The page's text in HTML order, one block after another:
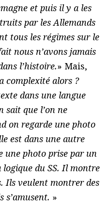
et puis il y a les
par les Allemands
tous les régimes sur le
nous n’avons jamais
l’histoire.» Mais,
complexité alors ?
dans une langue
sait que l’on ne
on regarde une photo
est dans une autre
une photo prise par un
logique du SS. Il montre
Ils veulent montrer des
s’amusent. »